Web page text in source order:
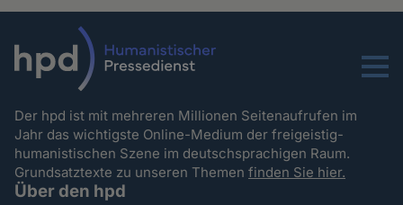
Menu
Der hpd ist mit mehreren Millionen Seitenaufrufen im
Jahr das wichtigste Online-Medium der freigeistig-
humanistischen Szene im deutschsprachigen Raum.
Grundsatztexte zu unseren Themenfinden Sie hier.
Über den hpd